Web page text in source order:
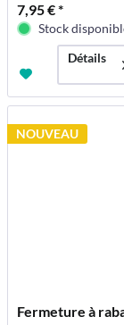
7,95 € *
Stock
Détails
NOUVEAU
Fermeture à